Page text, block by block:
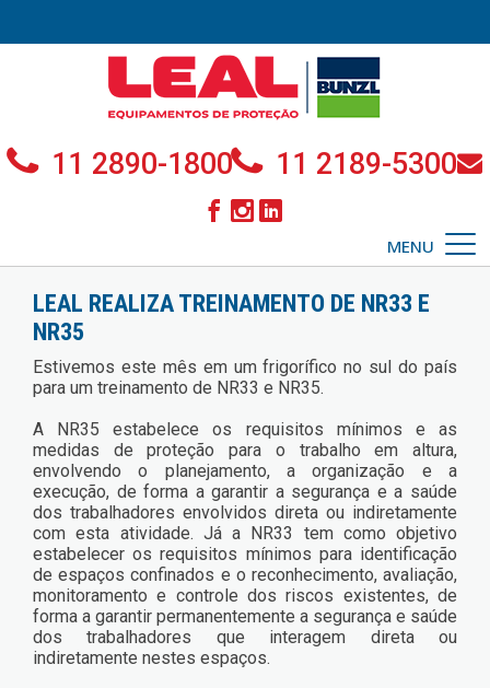
11 2890-1800 11 2189-5300
MENU
LEAL REALIZA TREINAMENTO DE NR33 E
NR35
Estivemos este mês em um frigorífico no sul do país
para um treinamento de NR33 e NR35.
A NR35 estabelece os requisitos mínimos e as
medidas de proteção para o trabalho em altura,
envolvendo o planejamento, a organização e a
execução, de forma a garantir a segurança e a saúde
dos trabalhadores envolvidos direta ou indiretamente
com esta atividade. Já a NR33 tem como objetivo
estabelecer os requisitos mínimos para identificação
de espaços confinados e o reconhecimento, avaliação,
monitoramento e controle dos riscos existentes, de
forma a garantir permanentemente a segurança e saúde
dos trabalhadores que interagem direta ou
indiretamente nestes espaços.